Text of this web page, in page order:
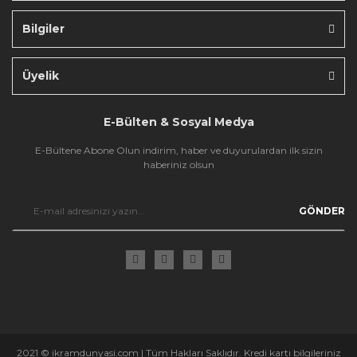
Bilgiler
Üyelik
E-Bülten & Sosyal Medya
E-Bültene Abone Olun indirim, haber ve duyurulardan ilk sizin
haberiniz olsun
GÖNDER
2021 © ikramdunyasi.com | Tüm Hakları Saklıdır. Kredi kartı bilgileriniz